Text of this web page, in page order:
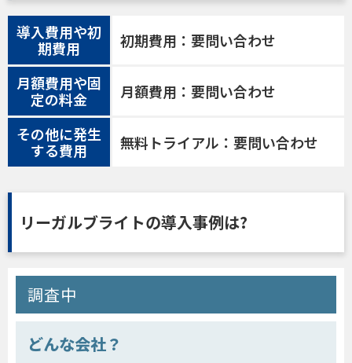
導入費用や初
期費用
初期費用：要問い合わせ
月額費用や固
定の料金
月額費用：要問い合わせ
その他に発生
する費用
無料トライアル：要問い合わせ
リーガルブライトの導入事例は?
調査中
どんな会社？